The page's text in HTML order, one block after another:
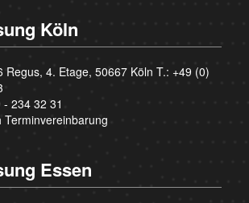
Köln
Regus, 4. Etage, 50667 Köln T.: +49 (0)
234 32 31
Terminvereinbarung
Essen